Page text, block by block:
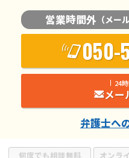
何度でも相談無料 オンラ
営業時間外 （メー
050-
24
メー
弁護士へ